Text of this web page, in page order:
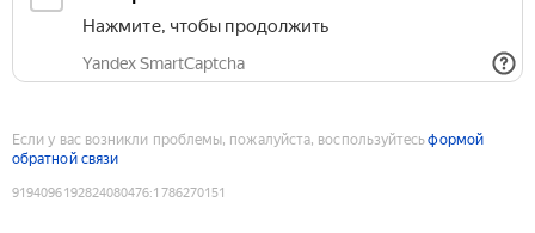
Нажмите, чтобы продолжить
Yandex SmartCaptcha
Если у вас возникли проблемы, пожалуйста, воспользуйтесьформой
обратной связи
9194096192824080476:1786270151